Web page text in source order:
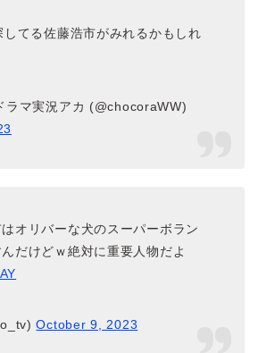
てる佐藤浩市がみれるかもしれ
マ実況アカ (@chocoraWW)
オリバーな犬のスーパーボラン
だけどｗ絶対に重要人物だよ
October 9, 2023